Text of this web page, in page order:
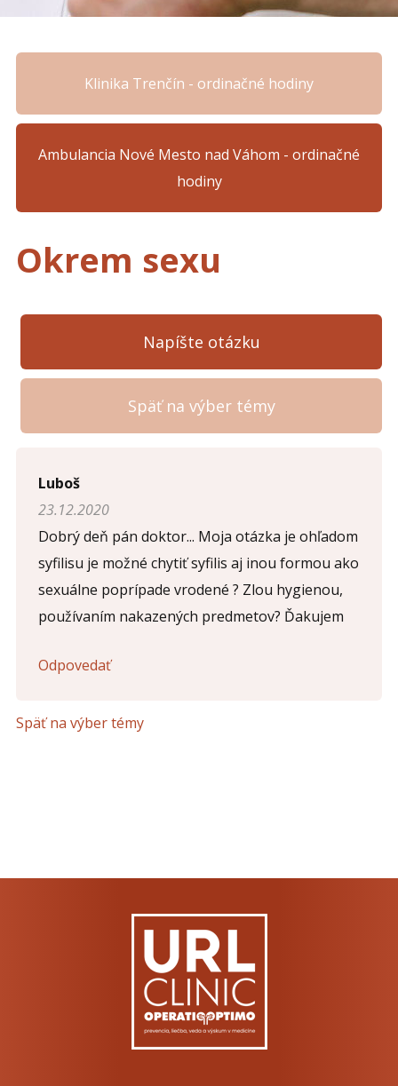
Klinika Trenčín - ordinačné hodiny
Ambulancia Nové Mesto nad Váhom - ordinačné
hodiny
Okrem sexu
Napíšte otázku
Späť na výber témy
Napíšte otázku
Meno (*)
Komentár (*)
Luboš
23.12.2020
Dobrý deň pán doktor... Moja otázka je ohľadom
syfilisu je možné chytiť syfilis aj inou formou ako
sexuálne poprípade vrodené ? Zlou hygienou,
používaním nakazených predmetov? Ďakujem
Odpovedať
Späť na výber témy